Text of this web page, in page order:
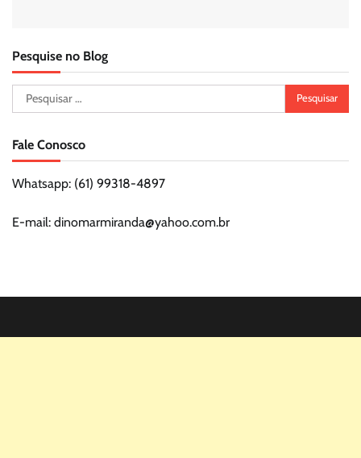
Pesquise no Blog
Pesquisar
por:
Fale Conosco
Whatsapp: (61) 99318-4897
E-mail: dinomarmiranda@yahoo.com.br